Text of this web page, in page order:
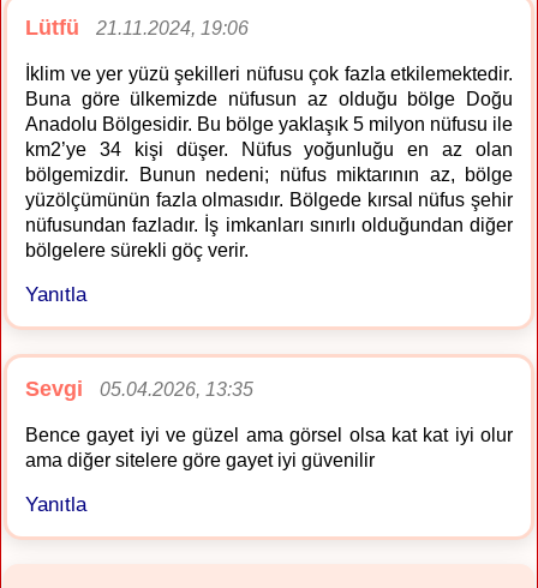
Lütfü 21.11.2024, 19:06
İklim ve yer yüzü şekilleri nüfusu çok fazla etkilemektedir.
Buna göre ülkemizde nüfusun az olduğu bölge Doğu
Anadolu Bölgesidir. Bu bölge yaklaşık 5 milyon nüfusu ile
km2’ye 34 kişi düşer. Nüfus yoğunluğu en az olan
bölgemizdir. Bunun nedeni; nüfus miktarının az, bölge
yüzölçümünün fazla olmasıdır. Bölgede kırsal nüfus şehir
nüfusundan fazladır. İş imkanları sınırlı olduğundan diğer
bölgelere sürekli göç verir.
Yanıtla
Sevgi 05.04.2026, 13:35
Bence gayet iyi ve güzel ama görsel olsa kat kat iyi olur
ama diğer sitelere göre gayet iyi güvenilir
Yanıtla